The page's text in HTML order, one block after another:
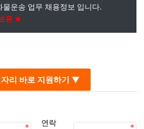
운송 업무 채용정보 입니다.
유 ★
자리 바로 지원하기 ▼
연락